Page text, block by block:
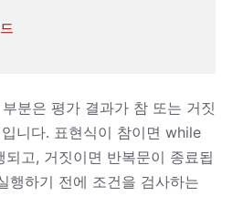
분은 평가 결과가 참 또는 거짓
니다. 표현식이 참이면 while
고, 거짓이면 반복문이 종료됩
행하기 전에 조건을 검사하는